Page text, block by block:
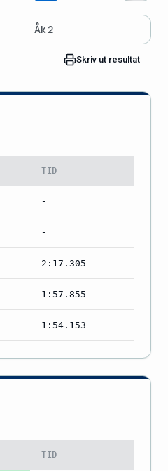
Åk 2
Skriv ut resultat
TID
-
-
2:17.305
1:57.855
1:54.153
TID